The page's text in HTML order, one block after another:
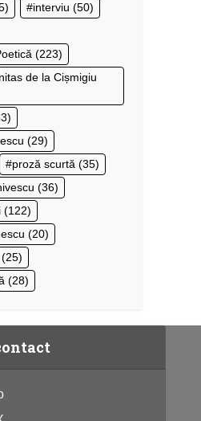
interviu (50)
(223)
de la Cișmigiu
(29)
proză scurtă (35)
(36)
(122)
(20)
(25)
(28)